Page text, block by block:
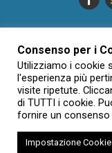
CONDIZIONI DI
Creative Commons
Consenso per i
Utilizziamo i cookie
l'esperienza più
visite ripetute.
di TUTTI i cookie.
fornire un
Impostazione Cookie